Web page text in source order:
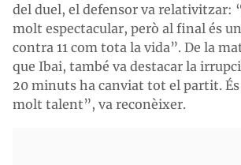
del duel, el defensor va relativitzar:
molt espectacular, però al final és un
contra 11 com tota la vida”. De la
que Ibai, també va destacar la
20 minuts ha canviat tot el partit.
molt talent”, va reconèixer.